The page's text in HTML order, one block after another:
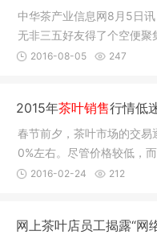
中华茶产业信息网8月5日
无非三五好友得了个空便聚
我拿出
2016-08-05 247
2015年茶叶销售行情低
春节前夕，茶叶市场的交
0%左右。尽管价格较低，
不好，
2016-02-24 212
网上茶叶店员工揭露“网